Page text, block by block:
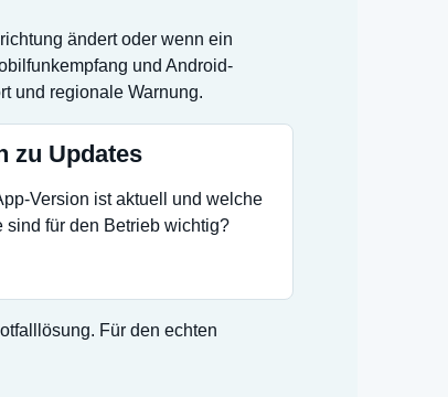
ändert oder wenn ein
und Android-
und regionale Warnung.
zu Updates
Version ist aktuell und welche
sind für den Betrieb wichtig?
Für den echten